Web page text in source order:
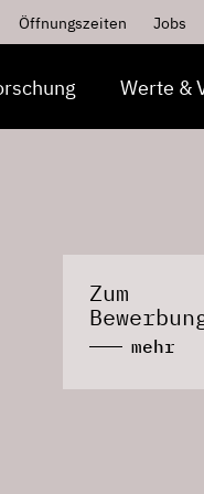
Öffnungszeiten Jobs
Werte &
Zum
mehr